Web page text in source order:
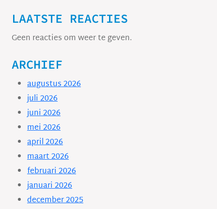
LAATSTE REACTIES
Geen reacties om weer te geven.
ARCHIEF
augustus 2026
juli 2026
juni 2026
mei 2026
april 2026
maart 2026
februari 2026
januari 2026
december 2025